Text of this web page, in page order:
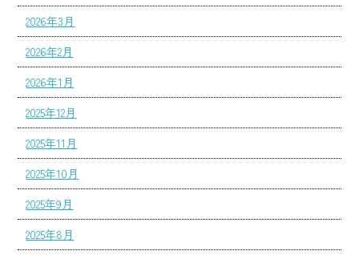
2026年3月
2026年2月
2026年1月
2025年12月
2025年11月
2025年10月
2025年9月
2025年8月